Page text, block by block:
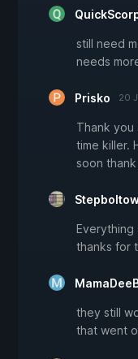
still need
needs
Prisko 20
Thank you
time killer.
soon
thanks for
they still
that went